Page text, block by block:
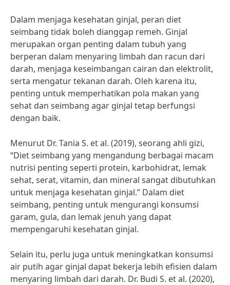
Dalam menjaga kesehatan ginjal, peran diet
seimbang tidak boleh dianggap remeh. Ginjal
merupakan organ penting dalam tubuh yang
berperan dalam menyaring limbah dan racun dari
darah, menjaga keseimbangan cairan dan elektrolit,
serta mengatur tekanan darah. Oleh karena itu,
penting untuk memperhatikan pola makan yang
sehat dan seimbang agar ginjal tetap berfungsi
dengan baik.
Menurut Dr. Tania S. et al. (2019), seorang ahli gizi,
“Diet seimbang yang mengandung berbagai macam
nutrisi penting seperti protein, karbohidrat, lemak
sehat, serat, vitamin, dan mineral sangat dibutuhkan
untuk menjaga kesehatan ginjal.” Dalam diet
seimbang, penting untuk mengurangi konsumsi
garam, gula, dan lemak jenuh yang dapat
mempengaruhi kesehatan ginjal.
Selain itu, perlu juga untuk meningkatkan konsumsi
air putih agar ginjal dapat bekerja lebih efisien dalam
menyaring limbah dari darah. Dr. Budi S. et al. (2020),